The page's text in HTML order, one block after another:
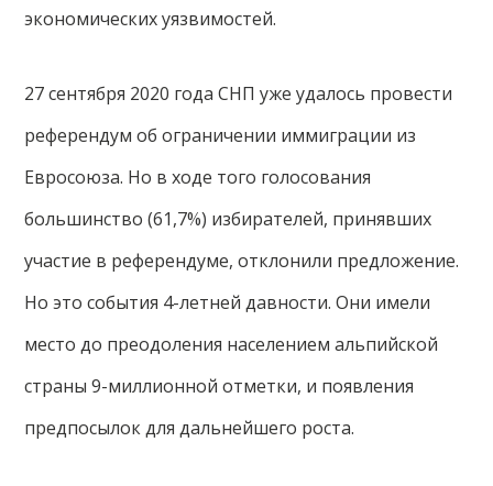
экономических уязвимостей.
27 сентября 2020 года СНП уже удалось провести
референдум об ограничении иммиграции из
Евросоюза. Но в ходе того голосования
большинство (61,7%) избирателей, принявших
участие в референдуме, отклонили предложение.
Но это события 4-летней давности. Они имели
место до преодоления населением альпийской
страны 9-миллионной отметки, и появления
предпосылок для дальнейшего роста.